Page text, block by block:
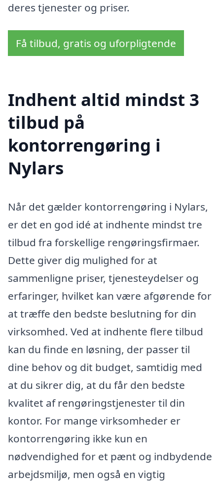
deres tjenester og priser.
Få tilbud, gratis og uforpligtende
Indhent altid mindst 3
tilbud på
kontorrengøring i
Nylars
Når det gælder kontorrengøring i Nylars,
er det en god idé at indhente mindst tre
tilbud fra forskellige rengøringsfirmaer.
Dette giver dig mulighed for at
sammenligne priser, tjenesteydelser og
erfaringer, hvilket kan være afgørende for
at træffe den bedste beslutning for din
virksomhed. Ved at indhente flere tilbud
kan du finde en løsning, der passer til
dine behov og dit budget, samtidig med
at du sikrer dig, at du får den bedste
kvalitet af rengøringstjenester til din
kontor. For mange virksomheder er
kontorrengøring ikke kun en
nødvendighed for et pænt og indbydende
arbejdsmiljø, men også en vigtig